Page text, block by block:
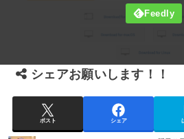
シェアお願いします！！
ポスト シェア